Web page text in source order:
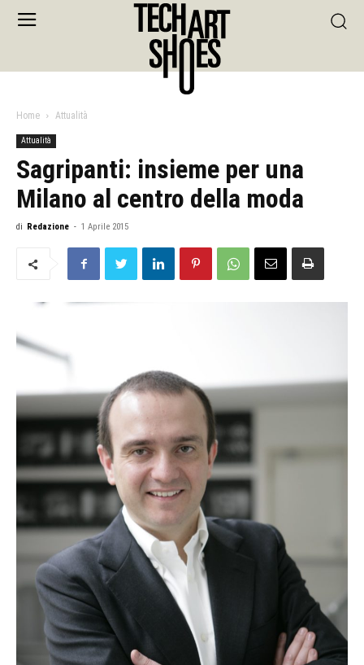
Home Attualità
Attualità
Sagripanti: insieme per una
Milano al centro della moda
di Redazione - 1 Aprile 2015